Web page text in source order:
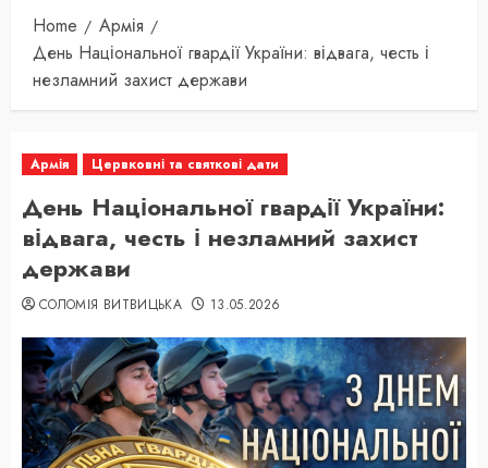
Home
Армія
День Національної гвардії України: відвага, честь і
незламний захист держави
Армія Цервковні та святкові дати
День Національної гвардії України:
відвага, честь і незламний захист
держави
СОЛОМІЯ ВИТВИЦЬКА 13.05.2026